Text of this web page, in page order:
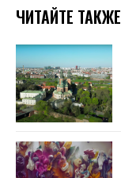
ЧИТАЙТЕ ТАКЖЕ